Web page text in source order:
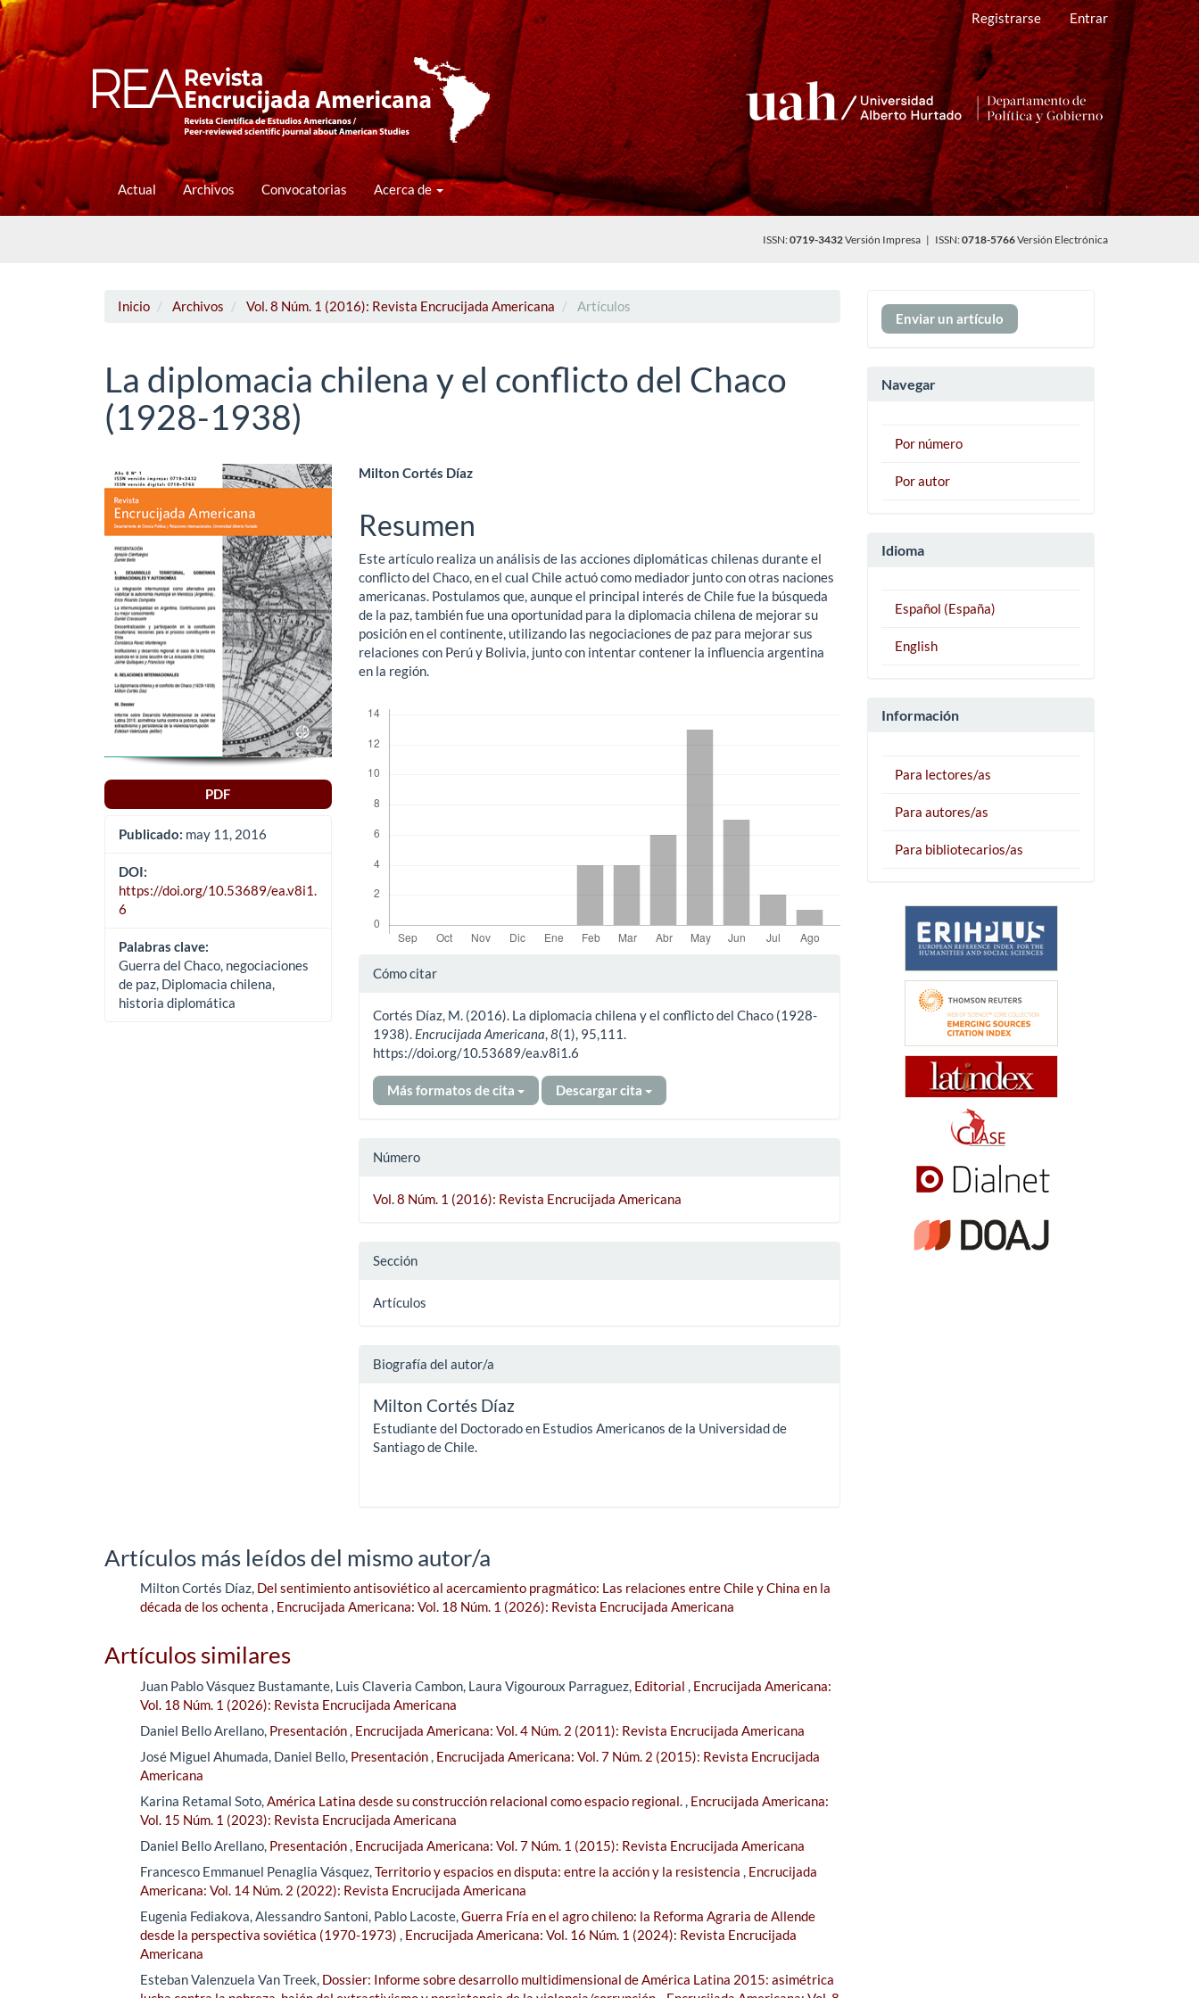
Navegación
Contenido
principal
Barra
Registrarse Entrar
Actual Archivos Convocatorias Acerca de
ISSN:0719-3432Versión Impresa | ISSN:0718-5766Versión Electrónica
Inicio Archivos Vol. 8 Núm. 1 (2016): Revista Encrucijada Americana Artículos
La diplomacia chilena y el conflicto del Chaco
(1928-1938)
Barra
lateral
del
artículo
PDF
Publicado: may 11, 2016
DOI:
https://doi.org/10.53689/ea.v8i1.
6
Palabras clave:
Guerra del Chaco, negociaciones
de paz, Diplomacia chilena,
historia diplomática
Contenido
principal
del
artículo
Milton Cortés Díaz
Resumen
Este artículo realiza un análisis de las acciones diplomáticas chilenas durante el
conflicto del Chaco, en el cual Chile actuó como mediador junto con otras naciones
americanas. Postulamos que, aunque el principal interés de Chile fue la búsqueda
de la paz, también fue una oportunidad para la diplomacia chilena de mejorar su
posición en el continente, utilizando las negociaciones de paz para mejorar sus
relaciones con Perú y Bolivia, junto con intentar contener la influencia argentina
en la región.
Detalles
artículo
Cómo citar
Cortés Díaz, M. (2016). La diplomacia chilena y el conflicto del Chaco (1928-
1938). Encrucijada Americana 8(1), 95,111.
https://doi.org/10.53689/ea.v8i1.6
Más formatos de cita Descargar cita
Número
Vol. 8 Núm. 1 (2016): Revista Encrucijada Americana
Sección
Artículos
Biografía del autor/a
Milton Cortés Díaz
Estudiante del Doctorado en Estudios Americanos de la Universidad de
Santiago de Chile.
Artículos más leídos del mismo autor/a
Milton Cortés Díaz, Del sentimiento antisoviético al acercamiento pragmático: Las relaciones entre Chile y China en la
década de los ochenta , Encrucijada Americana: Vol. 18 Núm. 1 (2026): Revista Encrucijada Americana
Artículos similares
Juan Pablo Vásquez Bustamante, Luis Claveria Cambon, Laura Vigouroux Parraguez, Editorial
Encrucijada Americana:
Vol. 18 Núm. 1 (2026): Revista Encrucijada Americana
Daniel Bello Arellano, Presentación Encrucijada Americana: Vol. 4 Núm. 2 (2011): Revista Encrucijada Americana
José Miguel Ahumada, Daniel Bello, Presentación Encrucijada Americana: Vol. 7 Núm. 2 (2015): Revista Encrucijada
Americana
Karina Retamal Soto, América Latina desde su construcción relacional como espacio regional.
Encrucijada Americana:
Vol. 15 Núm. 1 (2023): Revista Encrucijada Americana
Daniel Bello Arellano, Presentación Encrucijada Americana: Vol. 7 Núm. 1 (2015): Revista Encrucijada Americana
Francesco Emmanuel Penaglia Vásquez, Territorio y espacios en disputa: entre la acción y la resistencia
Encrucijada
Americana: Vol. 14 Núm. 2 (2022): Revista Encrucijada Americana
Eugenia Fediakova, Alessandro Santoni, Pablo Lacoste, Guerra Fría en el agro chileno: la Reforma Agraria de Allende
desde la perspectiva soviética (1970-1973)
Encrucijada Americana: Vol. 16 Núm. 1 (2024): Revista Encrucijada
Americana
Esteban Valenzuela Van Treek, Dossier: Informe sobre desarrollo multidimensional de América Latina 2015: asimétrica
Enviar
un
Enviar un artículo
Navegar
Por número
Por autor
Idioma
Español (España)
English
Información
Para lectores/as
Para autores/as
Para bibliotecarios/as